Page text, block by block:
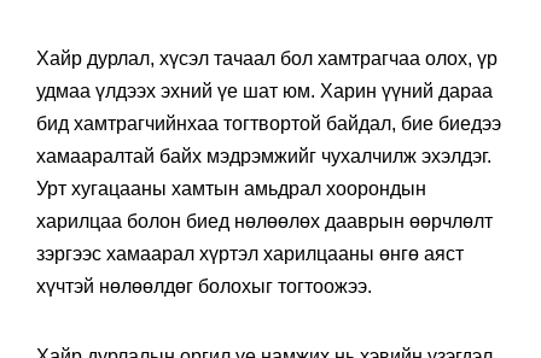
Хайр дурлал, хүсэл тачаал бол хамтрагчаа олох, үр
удмаа үлдээх эхний үе шат юм. Харин үүний дараа
бид хамтрагчийнхаа тогтвортой байдал, бие биедээ
хамааралтай байх мэдрэмжийг чухалчилж эхэлдэг.
Урт хугацааны хамтын амьдрал хоорондын
харилцаа болон биед нөлөөлөх дааврын өөрчлөлт
зэргээс хамаарал хүртэл харилцааны өнгө аяст
хүчтэй нөлөөлдөг болохыг тогтоожээ.